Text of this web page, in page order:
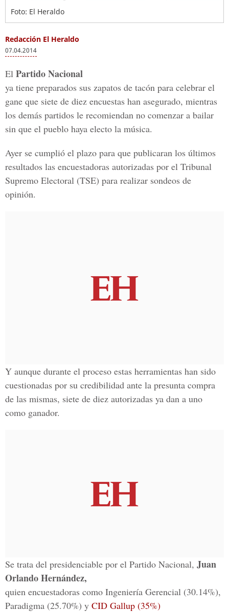
Foto: El Heraldo
Redacción El Heraldo
07.04.2014
El Partido Nacional
ya tiene preparados sus zapatos de tacón para celebrar el
gane que siete de diez encuestas han asegurado, mientras
los demás partidos le recomiendan no comenzar a bailar
sin que el pueblo haya electo la música.
Ayer se cumplió el plazo para que publicaran los últimos
resultados las encuestadoras autorizadas por el Tribunal
Supremo Electoral (TSE) para realizar sondeos de
opinión.
Y aunque durante el proceso estas herramientas han sido
cuestionadas por su credibilidad ante la presunta compra
de las mismas, siete de diez autorizadas ya dan a uno
como ganador.
Se trata del presidenciable por el Partido Nacional, Juan
Orlando Hernández,
quien encuestadoras como Ingeniería Gerencial (30.14%),
Paradigma (25.70%) y CID Gallup (35%)